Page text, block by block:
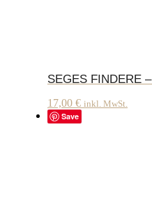
SEGES FINDERE
17,00 € inkl. MwSt.
Save